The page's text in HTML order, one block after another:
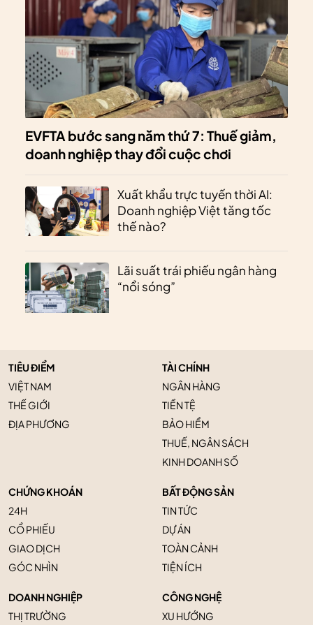
EVFTA bước sang năm thứ 7: Thuế giảm,
doanh nghiệp thay đổi cuộc chơi
Xuất khẩu trực tuyến thời AI:
Doanh nghiệp Việt tăng tốc
thế nào?
Lãi suất trái phiếu ngân hàng
“nổi sóng”
TIÊU ĐIỂM
VIỆT NAM
THẾ GIỚI
ĐỊA PHƯƠNG
TÀI CHÍNH
NGÂN HÀNG
TIỀN TỆ
BẢO HIỂM
THUẾ, NGÂN SÁCH
KINH DOANH SỐ
CHỨNG KHOÁN
24H
CỔ PHIẾU
GIAO DỊCH
GÓC NHÌN
BẤT ĐỘNG SẢN
TIN TỨC
DỰ ÁN
TOÀN CẢNH
TIỆN ÍCH
DOANH NGHIỆP
THỊ TRƯỜNG
CÔNG NGHỆ
XU HƯỚNG